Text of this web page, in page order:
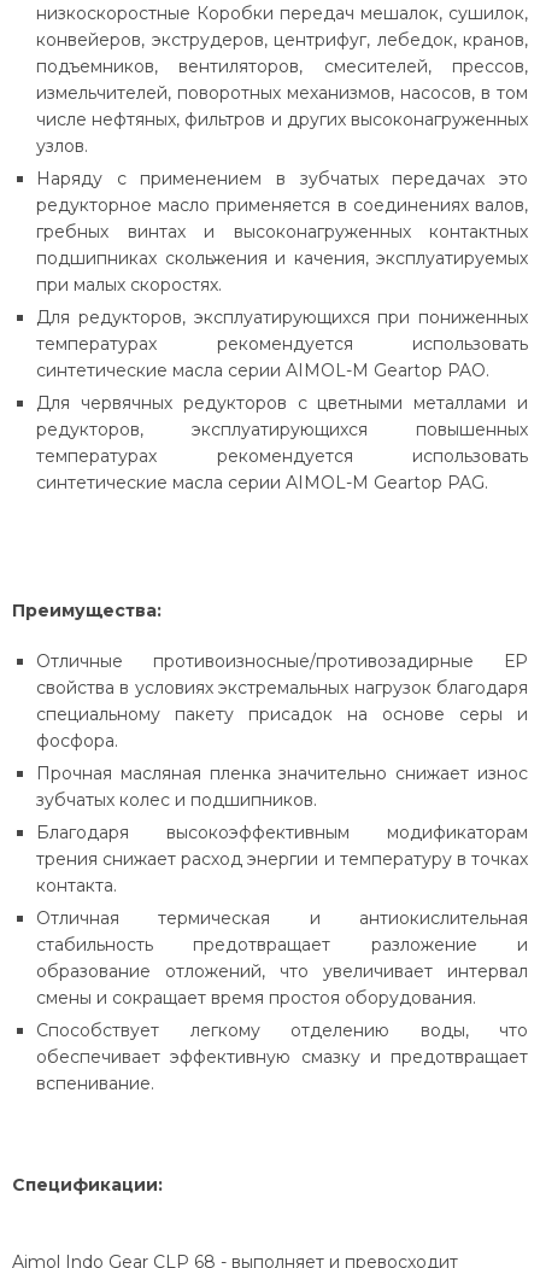
низкоскоростные Коробки передач мешалок, сушилок,
конвейеров, экструдеров, центрифуг, лебедок, кранов,
подъемников, вентиляторов, смесителей, прессов,
измельчителей, поворотных механизмов, насосов, в том
числе нефтяных, фильтров и других высоконагруженных
узлов.
Наряду с применением в зубчатых передачах это
редукторное масло применяется в соединениях валов,
гребных винтах и высоконагруженных контактных
подшипниках скольжения и качения, эксплуатируемых
при малых скоростях.
Для редукторов, эксплуатирующихся при пониженных
температурах рекомендуется использовать
синтетические масла серии AIMOL-M Geartop PAO.
Для червячных редукторов с цветными металлами и
редукторов, эксплуатирующихся повышенных
температурах рекомендуется использовать
синтетические масла серии AIMOL-M Geartop PAG.
Преимущества:
Отличные противоизносные/противозадирные ЕР
свойства в условиях экстремальных нагрузок благодаря
специальному пакету присадок на основе серы и
фосфора.
Прочная масляная пленка значительно снижает износ
зубчатых колес и подшипников.
Благодаря высокоэффективным модификаторам
трения снижает расход энергии и температуру в точках
контакта.
Отличная термическая и антиокислительная
стабильность предотвращает разложение и
образование отложений, что увеличивает интервал
смены и сокращает время простоя оборудования.
Способствует легкому отделению воды, что
обеспечивает эффективную смазку и предотвращает
вспенивание.
Спецификации:
Aimol Indo Gear CLP 68 - выполняет и превосходит